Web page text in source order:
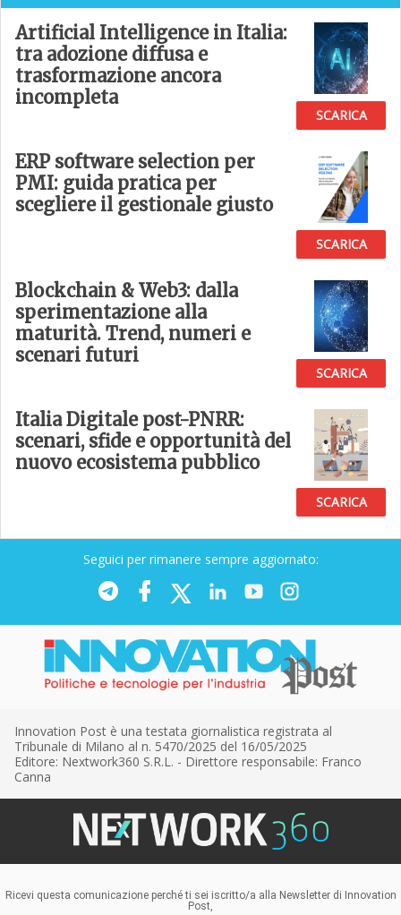
Artificial Intelligence in Italia:
tra adozione diffusa e
trasformazione ancora
incompleta
SCARICA
ERP software selection per
PMI: guida pratica per
scegliere il gestionale giusto
SCARICA
Blockchain & Web3: dalla
sperimentazione alla
maturità. Trend, numeri e
scenari futuri
SCARICA
Italia Digitale post-PNRR:
scenari, sfide e opportunità del
nuovo ecosistema pubblico
SCARICA
Seguici per rimanere sempre aggiornato:
Innovation Post è una testata giornalistica registrata al
Tribunale di Milano al n. 5470/2025 del 16/05/2025
Editore: Nextwork360 S.R.L. - Direttore responsabile: Franco
Canna
Ricevi questa comunicazione perché ti sei iscritto/a alla Newsletter di Innovation
Post,